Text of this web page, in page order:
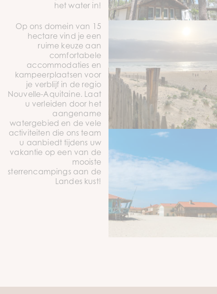
het water in!
Op ons domein van 15
hectare vind je een
ruime keuze aan
comfortabele
accommodaties en
kampeerplaatsen voor
je verblijf in de regio
Nouvelle-Aquitaine. Laat
u verleiden door het
aangename
watergebied en de vele
activiteiten die ons team
u aanbiedt tijdens uw
vakantie op een van de
mooiste
sterrencampings aan de
Landes kust!